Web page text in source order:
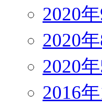
2020
2020
2020
2016